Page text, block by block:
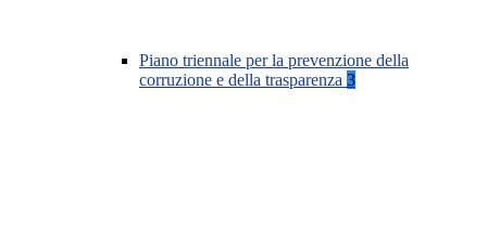
Piano triennale per la prevenzione della
corruzione e della trasparenza 3